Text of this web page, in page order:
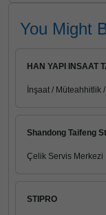
You Might
HAN YAPI INSAAT
İnşaat / Müteahhitlik
Shandong Taifeng
Çelik Servis Merkezi
STIPRO